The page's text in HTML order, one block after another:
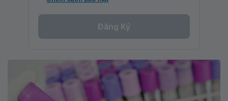
Đăng Ký